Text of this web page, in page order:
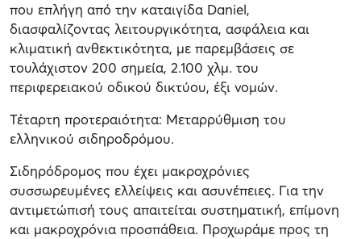
που επλήγη από την καταιγίδα Daniel,
διασφαλίζοντας λειτουργικότητα, ασφάλεια και
κλιματική ανθεκτικότητα, με παρεμβάσεις σε
τουλάχιστον 200 σημεία, 2.100 χλμ. του
περιφερειακού οδικού δικτύου, έξι νομών.
Τέταρτη προτεραιότητα: Μεταρρύθμιση του
ελληνικού σιδηροδρόμου.
Σιδηρόδρομος που έχει μακροχρόνιες
συσσωρευμένες ελλείψεις και ασυνέπειες. Για την
αντιμετώπισή τους απαιτείται συστηματική, επίμονη
και μακροχρόνια προσπάθεια. Προχωράμε προς τη